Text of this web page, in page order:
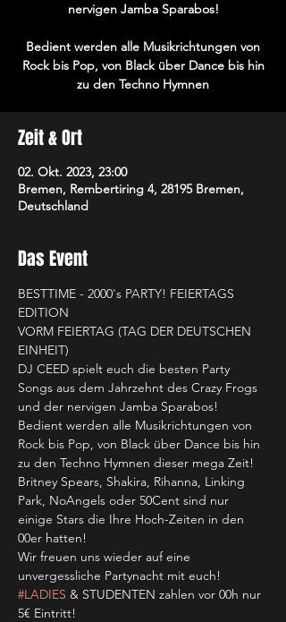
nervigen Jamba Sparabos!
Bedient werden alle Musikrichtungen von
Rock bis Pop, von Black über Dance bis hin
zu den Techno Hymnen
Zeit & Ort
02. Okt. 2023, 23:00
Bremen, Rembertiring 4, 28195 Bremen,
Deutschland
Das Event
BESTTIME - 2000's PARTY! FEIERTAGS
EDITION
VORM FEIERTAG (TAG DER DEUTSCHEN
EINHEIT)
DJ CEED spielt euch die besten Party
Songs aus dem Jahrzehnt des Crazy Frogs
und der nervigen Jamba Sparabos!
Bedient werden alle Musikrichtungen von
Rock bis Pop, von Black über Dance bis hin
zu den Techno Hymnen dieser mega Zeit!
Britney Spears, Shakira, Rihanna, Linking
Park, NoAngels oder 50Cent sind nur
einige Stars die Ihre Hoch-Zeiten in den
00er hatten!
Wir freuen uns wieder auf eine
unvergessliche Partynacht mit euch!
#LADIES & STUDENTEN zahlen vor 00h nur
5€ Eintritt!